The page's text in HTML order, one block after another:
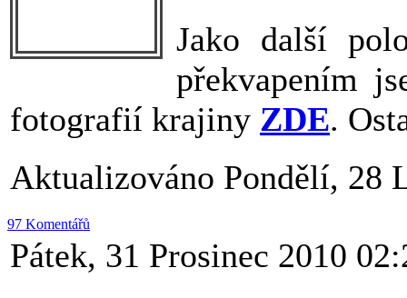
Jako další
překvapením
fotografií krajiny ZDE.
Aktualizováno Pondělí, 28
97 Komentářů
Pátek, 31 Prosinec 2010